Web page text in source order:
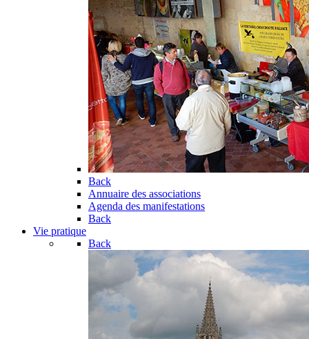
Back
Annuaire des associations
Agenda des manifestations
Back
Vie pratique
Back